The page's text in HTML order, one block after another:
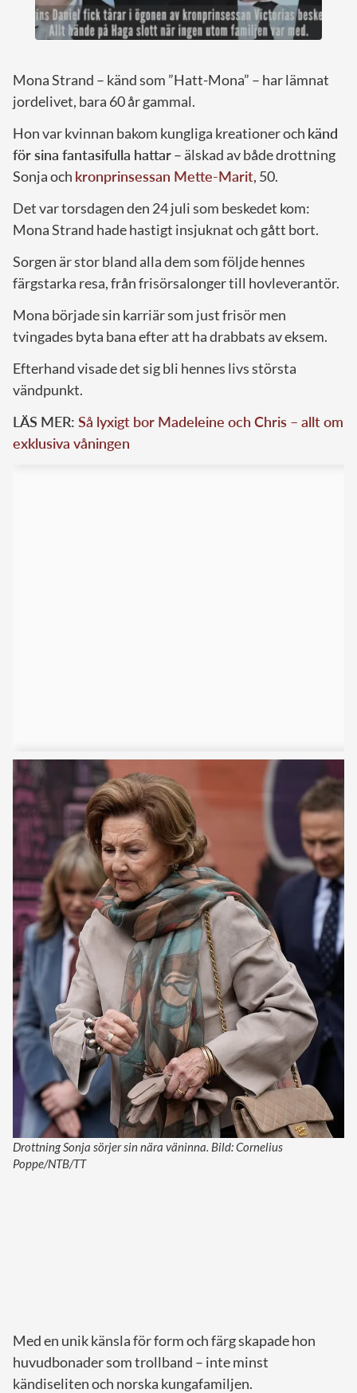
Mona Strand – känd som ”Hatt-Mona” – har lämnat
jordelivet, bara 60 år gammal.
Hon var kvinnan bakom kungliga kreationer och känd
för sina fantasifulla hattar– älskad av både drottning
Sonja och kronprinsessan Mette-Marit, 50.
Det var torsdagen den 24 juli som beskedet kom:
Mona Strand hade hastigt insjuknat och gått bort.
Sorgen är stor bland alla dem som följde hennes
färgstarka resa, från frisörsalonger till hovleverantör.
Mona började sin karriär som just frisör men
tvingades byta bana efter att ha drabbats av eksem.
Efterhand visade det sig bli hennes livs största
vändpunkt.
LÄS MER: Så lyxigt bor Madeleine och Chris – allt om
exklusiva våningen
Drottning Sonja sörjer sin nära väninna. Bild: Cornelius
Poppe/NTB/TT
Med en unik känsla för form och färg skapade hon
huvudbonader som trollband – inte minst
kändiseliten och norska kungafamiljen.